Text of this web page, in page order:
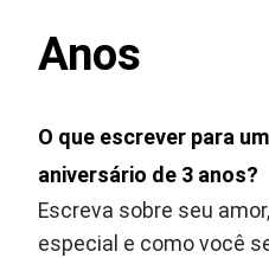
Anos
O que escrever para
aniversário de 3 anos?
Escreva sobre seu
especial e como você